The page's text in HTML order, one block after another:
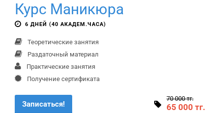
Курс Маникюра
6 ДНЕЙ (40 АКАДЕМ.ЧАСА)
Теоретические занятия
Раздаточный материал
Практические занятия
Получение сертификата
Записаться!
70 000 тг.
65 000 тг.